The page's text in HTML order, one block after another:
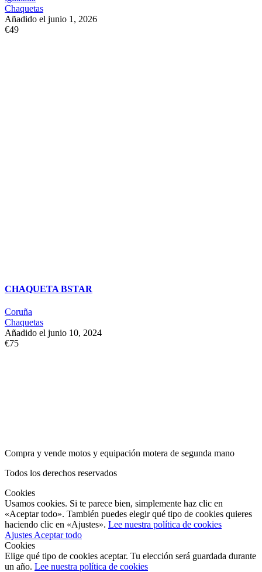
Chaquetas
Añadido el junio 1, 2026
€49
CHAQUETA BSTAR
Coruña
Chaquetas
Añadido el junio 10, 2024
€75
Compra y vende motos y equipación motera de segunda mano
Todos los derechos reservados
Cookies
Usamos cookies. Si te parece bien, simplemente haz clic en
«Aceptar todo». También puedes elegir qué tipo de cookies quieres
haciendo clic en «Ajustes». Lee nuestra política de cookies
Ajustes Aceptar todo
Cookies
Elige qué tipo de cookies aceptar. Tu elección será guardada durante
un año. Lee nuestra política de cookies